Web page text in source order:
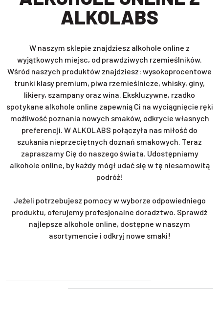
ALKOLABS
W naszym sklepie znajdziesz alkohole online z
wyjątkowych miejsc, od prawdziwych rzemieślników.
Wśród naszych produktów znajdziesz: wysokoprocentowe
trunki klasy premium, piwa rzemieślnicze, whisky, giny,
likiery, szampany oraz wina. Ekskluzywne, rzadko
spotykane alkohole online zapewnią Ci na wyciągnięcie ręki
możliwość poznania nowych smaków, odkrycie własnych
preferencji. W ALKOLABS połączyła nas miłość do
szukania nieprzeciętnych doznań smakowych. Teraz
zapraszamy Cię do naszego świata. Udostępniamy
alkohole online, by każdy mógł udać się w tę niesamowitą
podróż!
Jeżeli potrzebujesz pomocy w wyborze odpowiedniego
produktu, oferujemy profesjonalne doradztwo. Sprawdź
najlepsze alkohole online, dostępne w naszym
asortymencie i odkryj nowe smaki!